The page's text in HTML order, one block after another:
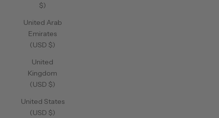
$)
United Arab
Emirates
(USD $)
United
Kingdom
(USD $)
United States
(USD $)